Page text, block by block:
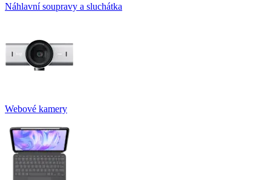
Náhlavní soupravy a sluchátka
Webové kamery